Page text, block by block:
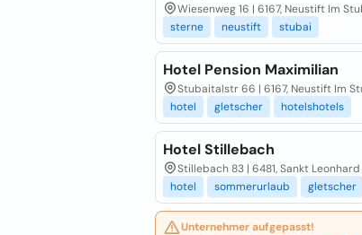
Wiesenweg 16 | 6167, Neustift Im
sterne
neustift stubai
Hotel Pension Maximilian
Stubaitalstr 66 | 6167, Neustift Im
hotel
gletscher hotelshotels
Hotel Stillebach
Stillebach 83 | 6481, Sankt
hotel
sommerurlaub gletscher
Unternehmer aufgepasst!